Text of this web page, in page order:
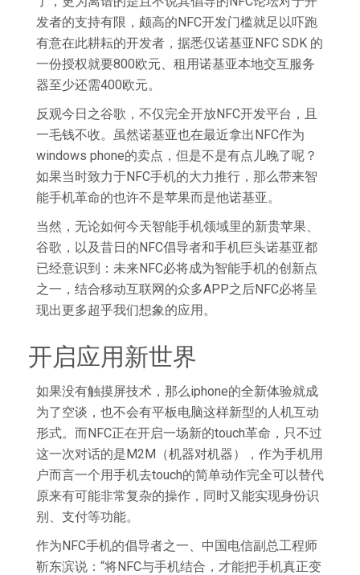
发者的支持有限，颇高的NFC开发门槛就足以吓跑
有意在此耕耘的开发者，据悉仅诺基亚NFC SDK 的
一份授权就要800欧元、租用诺基亚本地交互服务
器至少还需400欧元。
反观今日之谷歌，不仅完全开放NFC开发平台，且
一毛钱不收。虽然诺基亚也在最近拿出NFC作为
windows phone的卖点，但是不是有点儿晚了呢？
如果当时致力于NFC手机的大力推行，那么带来智
能手机革命的也许不是苹果而是他诺基亚。
当然，无论如何今天智能手机领域里的新贵苹果、
谷歌，以及昔日的NFC倡导者和手机巨头诺基亚都
已经意识到：未来NFC必将成为智能手机的创新点
之一，结合移动互联网的众多APP之后NFC必将呈
现出更多超乎我们想象的应用。
开启应用新世界
如果没有触摸屏技术，那么iphone的全新体验就成
为了空谈，也不会有平板电脑这样新型的人机互动
形式。而NFC正在开启一场新的touch革命，只不过
这一次对话的是M2M（机器对机器），作为手机用
户而言一个用手机去touch的简单动作完全可以替代
原来有可能非常复杂的操作，同时又能实现身份识
别、支付等功能。
作为NFC手机的倡导者之一、中国电信副总工程师
靳东滨说：“将NFC与手机结合，才能把手机真正变